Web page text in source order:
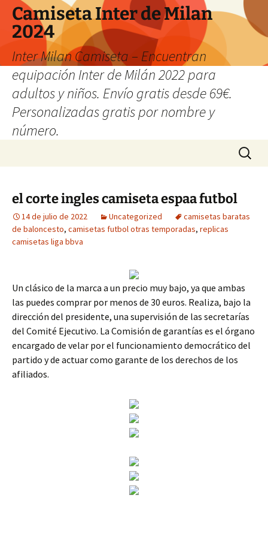
Camiseta Inter de Milan
2024
Inter Milan Camiseta – Encuentran
equipación Inter de Milán 2022 para
adultos y niños. Envío gratis desde 69€.
Personalizadas gratis por nombre y
número.
Buscar:
el corte ingles camiseta espaa futbol
14 de julio de 2022 Uncategorized
camisetas baratas
de baloncesto, camisetas futbol otras temporadas, replicas
camisetas liga bbva
Un clásico de la marca a un precio muy bajo, ya que ambas
las puedes comprar por menos de 30 euros. Realiza, bajo la
dirección del presidente, una supervisión de las secretarías
del Comité Ejecutivo. La Comisión de garantías es el órgano
encargado de velar por el funcionamiento democrático del
partido y de actuar como garante de los derechos de los
afiliados.